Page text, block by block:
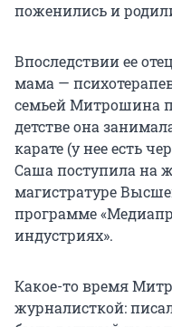
поженились и
Впоследствии ее
мама —
семьей Митрошина
детстве она
карате (у нее есть
Саша поступила на
магистратуре
программе
индустриях».
Какое-то время
журналисткой: